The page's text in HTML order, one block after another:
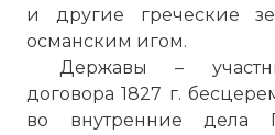
и другие греческие
османским игом.
Державы –
договора 1827 г.
во внутренние дела